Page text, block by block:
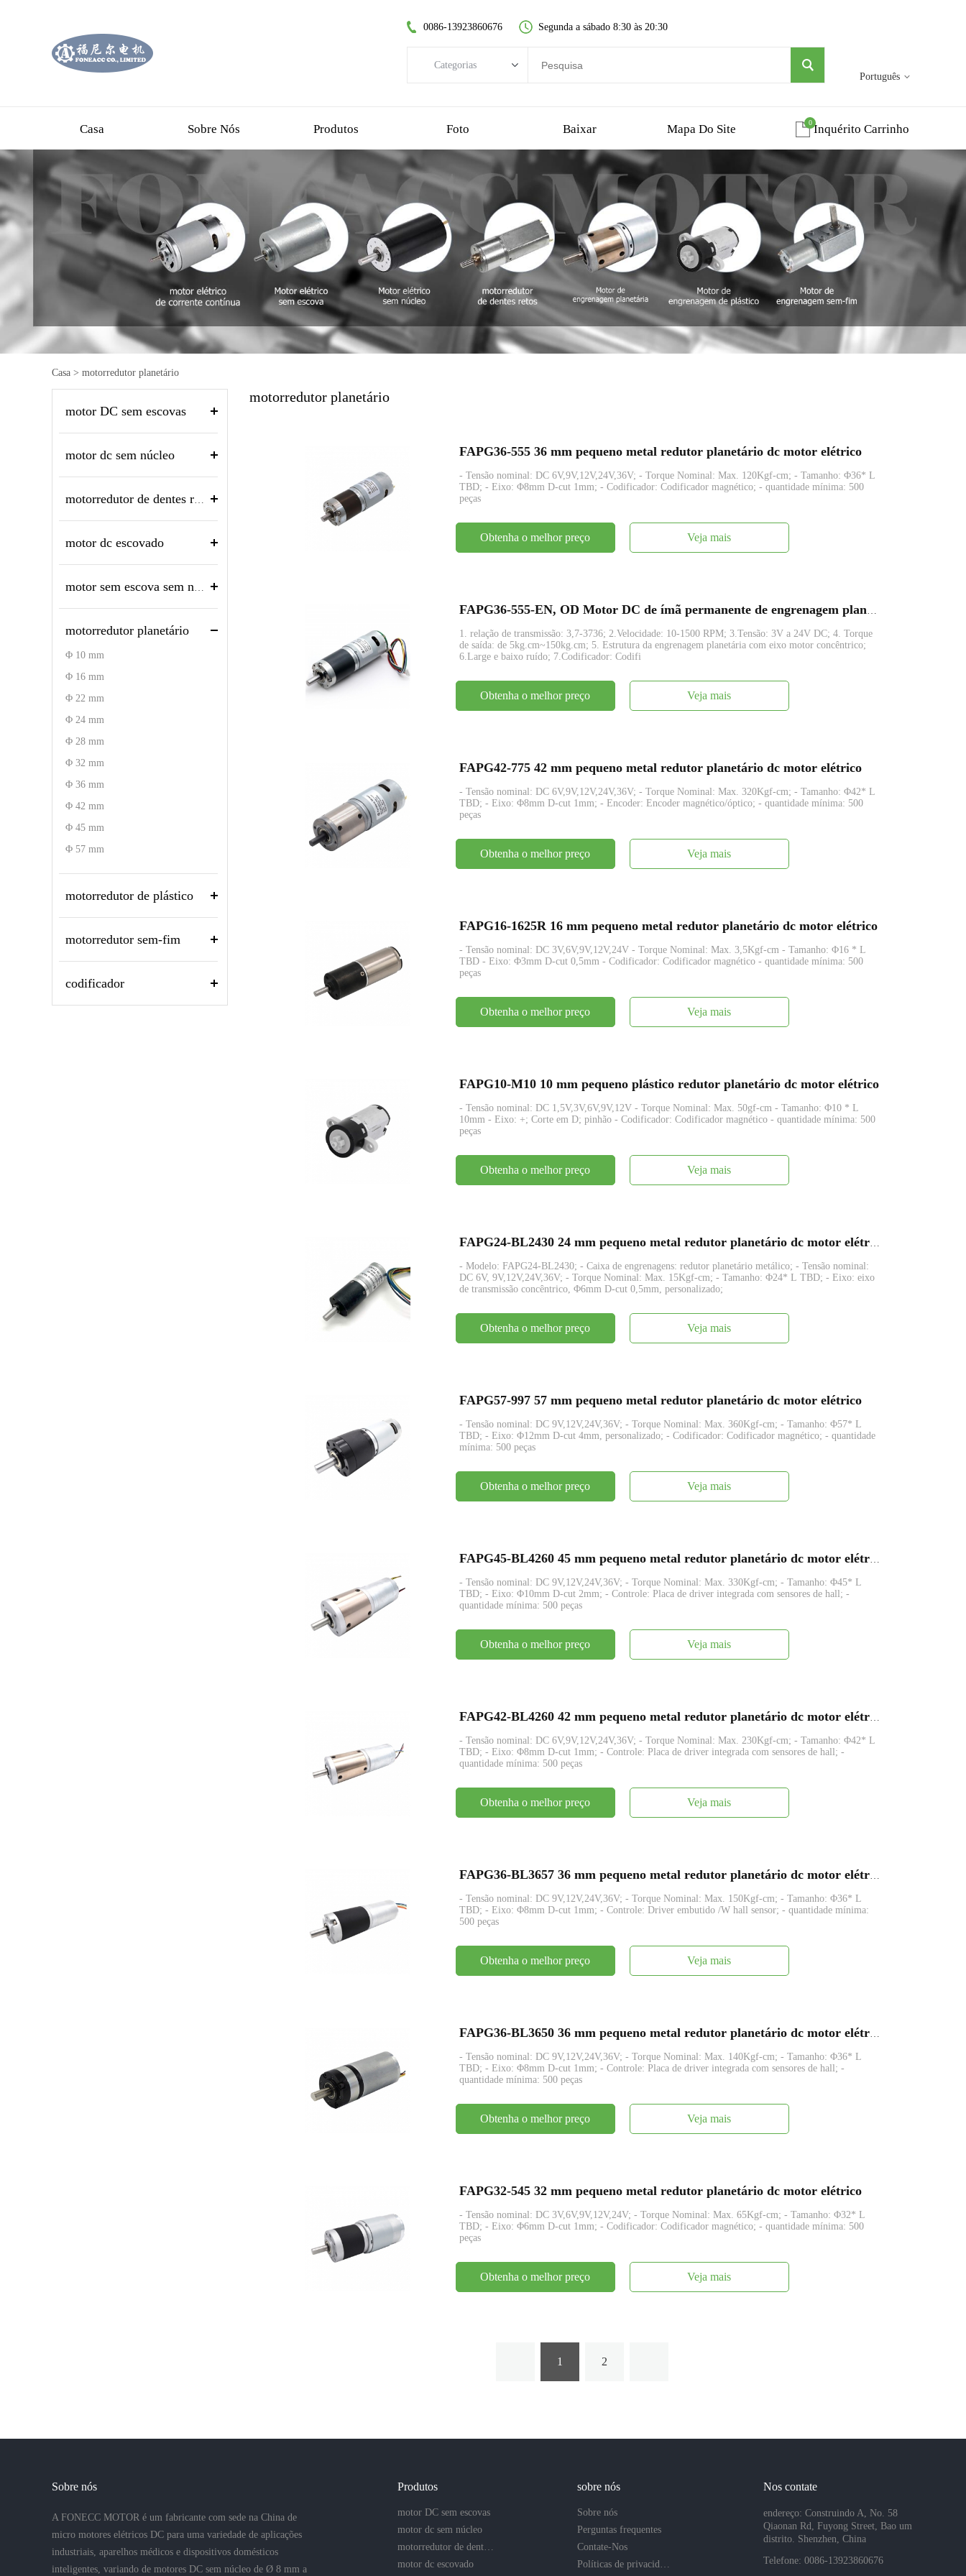
Português
0086-13923860676 Segunda a sábado 8:30 às 20:30
Categorias
motorredutor de dentes retos
motor dc escovado
motor sem escova sem núcleo
motorredutor planetário
motorredutor de plástico
motorredutor sem-fim
Casa Sobre Nós Produtos Foto Baixar Mapa Do Site Inquérito Carrinho
0
Casa > motorredutor planetário
motor DC sem escovas
motor dc sem núcleo
motor dc escovado
motorredutor planetário
Φ 10 mm
Φ 16 mm
Φ 22 mm
Φ 24 mm
Φ 28 mm
Φ 32 mm
Φ 36 mm
Φ 42 mm
Φ 45 mm
Φ 57 mm
motorredutor de plástico
motorredutor sem-fim
codificador
motorredutor planetário
FAPG36-555 36 mm pequeno metal redutor planetário dc motor elétrico
- Tensão nominal: DC 6V,9V,12V,24V,36V; - Torque Nominal: Max. 120Kgf-cm; - Tamanho: Φ36* L
TBD; - Eixo: Φ8mm D-cut 1mm; - Codificador: Codificador magnético; - quantidade mínima: 500
peças
Obtenha o melhor preço Veja mais
1. relação de transmissão: 3,7-3736; 2.Velocidade: 10-1500 RPM; 3.Tensão: 3V a 24V DC; 4. Torque
de saída: de 5kg.cm~150kg.cm; 5. Estrutura da engrenagem planetária com eixo motor concêntrico;
6.Large e baixo ruído; 7.Codificador: Codifi
Obtenha o melhor preço Veja mais
FAPG42-775 42 mm pequeno metal redutor planetário dc motor elétrico
- Tensão nominal: DC 6V,9V,12V,24V,36V; - Torque Nominal: Max. 320Kgf-cm; - Tamanho: Φ42* L
TBD; - Eixo: Φ8mm D-cut 1mm; - Encoder: Encoder magnético/óptico; - quantidade mínima: 500
peças
Obtenha o melhor preço Veja mais
FAPG16-1625R 16 mm pequeno metal redutor planetário dc motor elétrico
- Tensão nominal: DC 3V,6V,9V,12V,24V - Torque Nominal: Max. 3,5Kgf-cm - Tamanho: Φ16 * L
TBD - Eixo: Φ3mm D-cut 0,5mm - Codificador: Codificador magnético - quantidade mínima: 500
peças
Obtenha o melhor preço Veja mais
FAPG10-M10 10 mm pequeno plástico redutor planetário dc motor elétrico
- Tensão nominal: DC 1,5V,3V,6V,9V,12V - Torque Nominal: Max. 50gf-cm - Tamanho: Φ10 * L
10mm - Eixo: +; Corte em D; pinhão - Codificador: Codificador magnético - quantidade mínima: 500
peças
Obtenha o melhor preço Veja mais
FAPG24-BL2430 24 mm pequeno metal redutor planetário dc motor elétrico
- Modelo: FAPG24-BL2430; - Caixa de engrenagens: redutor planetário metálico; - Tensão nominal:
DC 6V, 9V,12V,24V,36V; - Torque Nominal: Max. 15Kgf-cm; - Tamanho: Φ24* L TBD; - Eixo: eixo
de transmissão concêntrico, Φ6mm D-cut 0,5mm, personalizado;
Obtenha o melhor preço Veja mais
FAPG57-997 57 mm pequeno metal redutor planetário dc motor elétrico
- Tensão nominal: DC 9V,12V,24V,36V; - Torque Nominal: Max. 360Kgf-cm; - Tamanho: Φ57* L
TBD; - Eixo: Φ12mm D-cut 4mm, personalizado; - Codificador: Codificador magnético; - quantidade
mínima: 500 peças
Obtenha o melhor preço Veja mais
FAPG45-BL4260 45 mm pequeno metal redutor planetário dc motor elétrico
- Tensão nominal: DC 9V,12V,24V,36V; - Torque Nominal: Max. 330Kgf-cm; - Tamanho: Φ45* L
TBD; - Eixo: Φ10mm D-cut 2mm; - Controle: Placa de driver integrada com sensores de hall; -
quantidade mínima: 500 peças
Obtenha o melhor preço Veja mais
FAPG42-BL4260 42 mm pequeno metal redutor planetário dc motor elétrico
- Tensão nominal: DC 6V,9V,12V,24V,36V; - Torque Nominal: Max. 230Kgf-cm; - Tamanho: Φ42* L
TBD; - Eixo: Φ8mm D-cut 1mm; - Controle: Placa de driver integrada com sensores de hall; -
quantidade mínima: 500 peças
Obtenha o melhor preço Veja mais
FAPG36-BL3657 36 mm pequeno metal redutor planetário dc motor elétrico
- Tensão nominal: DC 9V,12V,24V,36V; - Torque Nominal: Max. 150Kgf-cm; - Tamanho: Φ36* L
TBD; - Eixo: Φ8mm D-cut 1mm; - Controle: Driver embutido /W hall sensor; - quantidade mínima:
500 peças
Obtenha o melhor preço Veja mais
FAPG36-BL3650 36 mm pequeno metal redutor planetário dc motor elétrico
- Tensão nominal: DC 9V,12V,24V,36V; - Torque Nominal: Max. 140Kgf-cm; - Tamanho: Φ36* L
TBD; - Eixo: Φ8mm D-cut 1mm; - Controle: Placa de driver integrada com sensores de hall; -
quantidade mínima: 500 peças
Obtenha o melhor preço Veja mais
FAPG32-545 32 mm pequeno metal redutor planetário dc motor elétrico
- Tensão nominal: DC 3V,6V,9V,12V,24V; - Torque Nominal: Max. 65Kgf-cm; - Tamanho: Φ32* L
TBD; - Eixo: Φ6mm D-cut 1mm; - Codificador: Codificador magnético; - quantidade mínima: 500
peças
Obtenha o melhor preço Veja mais
1 2
Sobre nós
A FONECC MOTOR é um fabricante com sede na China de
micro motores elétricos DC para uma variedade de aplicações
industriais, aparelhos médicos e dispositivos domésticos
inteligentes, variando de motores DC sem núcleo de Ø 8 mm a
Produtos
motor DC sem escovas
motor dc sem núcleo
motor dc escovado
sobre nós
Sobre nós
Perguntas frequentes
Contate-Nos
Nos contate
endereço: Construindo A, No. 58
Qiaonan Rd, Fuyong Street, Bao um
distrito. Shenzhen, China
Telefone: 0086-13923860676